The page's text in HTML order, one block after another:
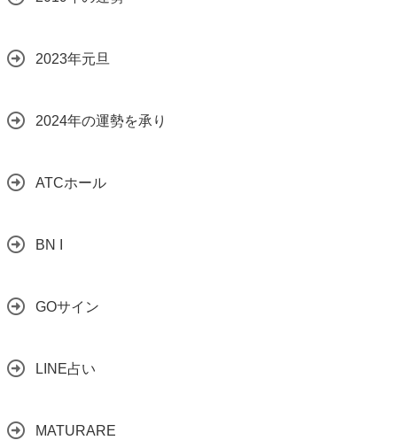
2023年元旦
2024年の運勢を承り
ATCホール
BN I
GOサイン
LINE占い
MATURARE